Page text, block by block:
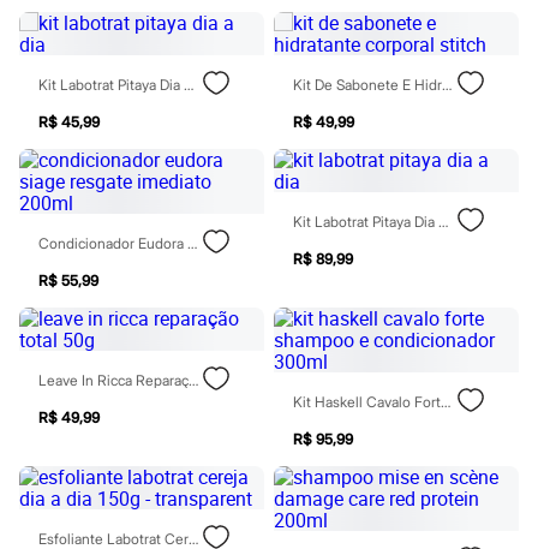
Shorts e Bermudas
Vestidos
Acessórios
Bolsas
Bonés e Chapéus
Bijoux
Cintos
Óculos
Relógios
Calçados
Botas
Chinelos
Rasteirinhas
Sandálias
Sapatilhas
Tênis
City
Clock House
Mindset
Yessica
Moda esportiva
Acessórios
Blusas
Kit Labotrat Pitaya Dia A Dia
R$ 45,99
Kit De Sabonete E Hidratante Corporal Stitch
R$ 49,99
Condicionador Eudora Siage Resgate Imediato 200ml
R$ 55,99
Kit Labotrat Pitaya Dia A Dia
R$ 89,99
Leave In Ricca Reparação Total 50g
R$ 49,99
Kit Haskell Cavalo Forte Shampoo E Condicionador 300ml
R$ 95,99
Esfoliante Labotrat Cereja Dia A Dia 150g - Transparent